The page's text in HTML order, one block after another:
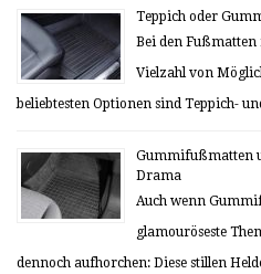
Teppich oder
Bei den Fußmatten
Vielzahl von
beliebtesten Optionen sind Teppich-
Gummifußmatten
Drama
Auch wenn
glamouröseste
dennoch aufhorchen: Diese stillen